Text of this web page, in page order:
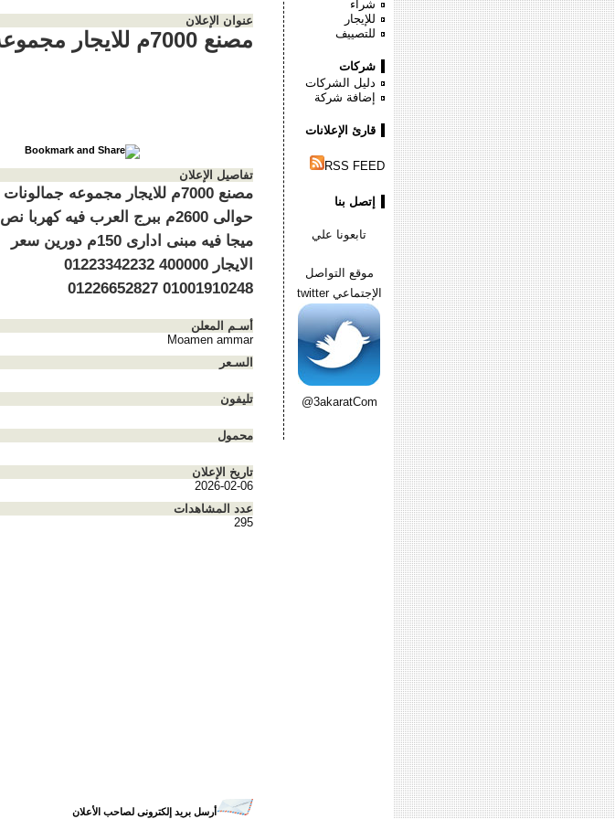
عنوان الإعلان
مصنع 7000م للايجار مجموعه جمالونات حوالى 2600م
تفاصيل الإعلان
مصنع 7000م للايجار مجموعه جمالونات
حوالى 2600م ببرج العرب فيه كهربا نص
ميجا فيه مبنى ادارى 150م دورين سعر
الايجار 400000 01223342232
01001910248 01226652827
أسـم المعلن
Moamen ammar
السـعر
تليفون
محمول
تاريخ الإعلان
2026-02-06
عدد المشاهدات
295
أرسل بريد إلكترونى لصاحب الأعلان
شراء
للإيجار
للتصييف
شركات
دليل الشركات
إضافة شركة
قارئ الإعلانات
RSS FEED
إتصل بنا
تابعونا علي
موقع التواصل
الإجتماعي twitter
@3akaratCom